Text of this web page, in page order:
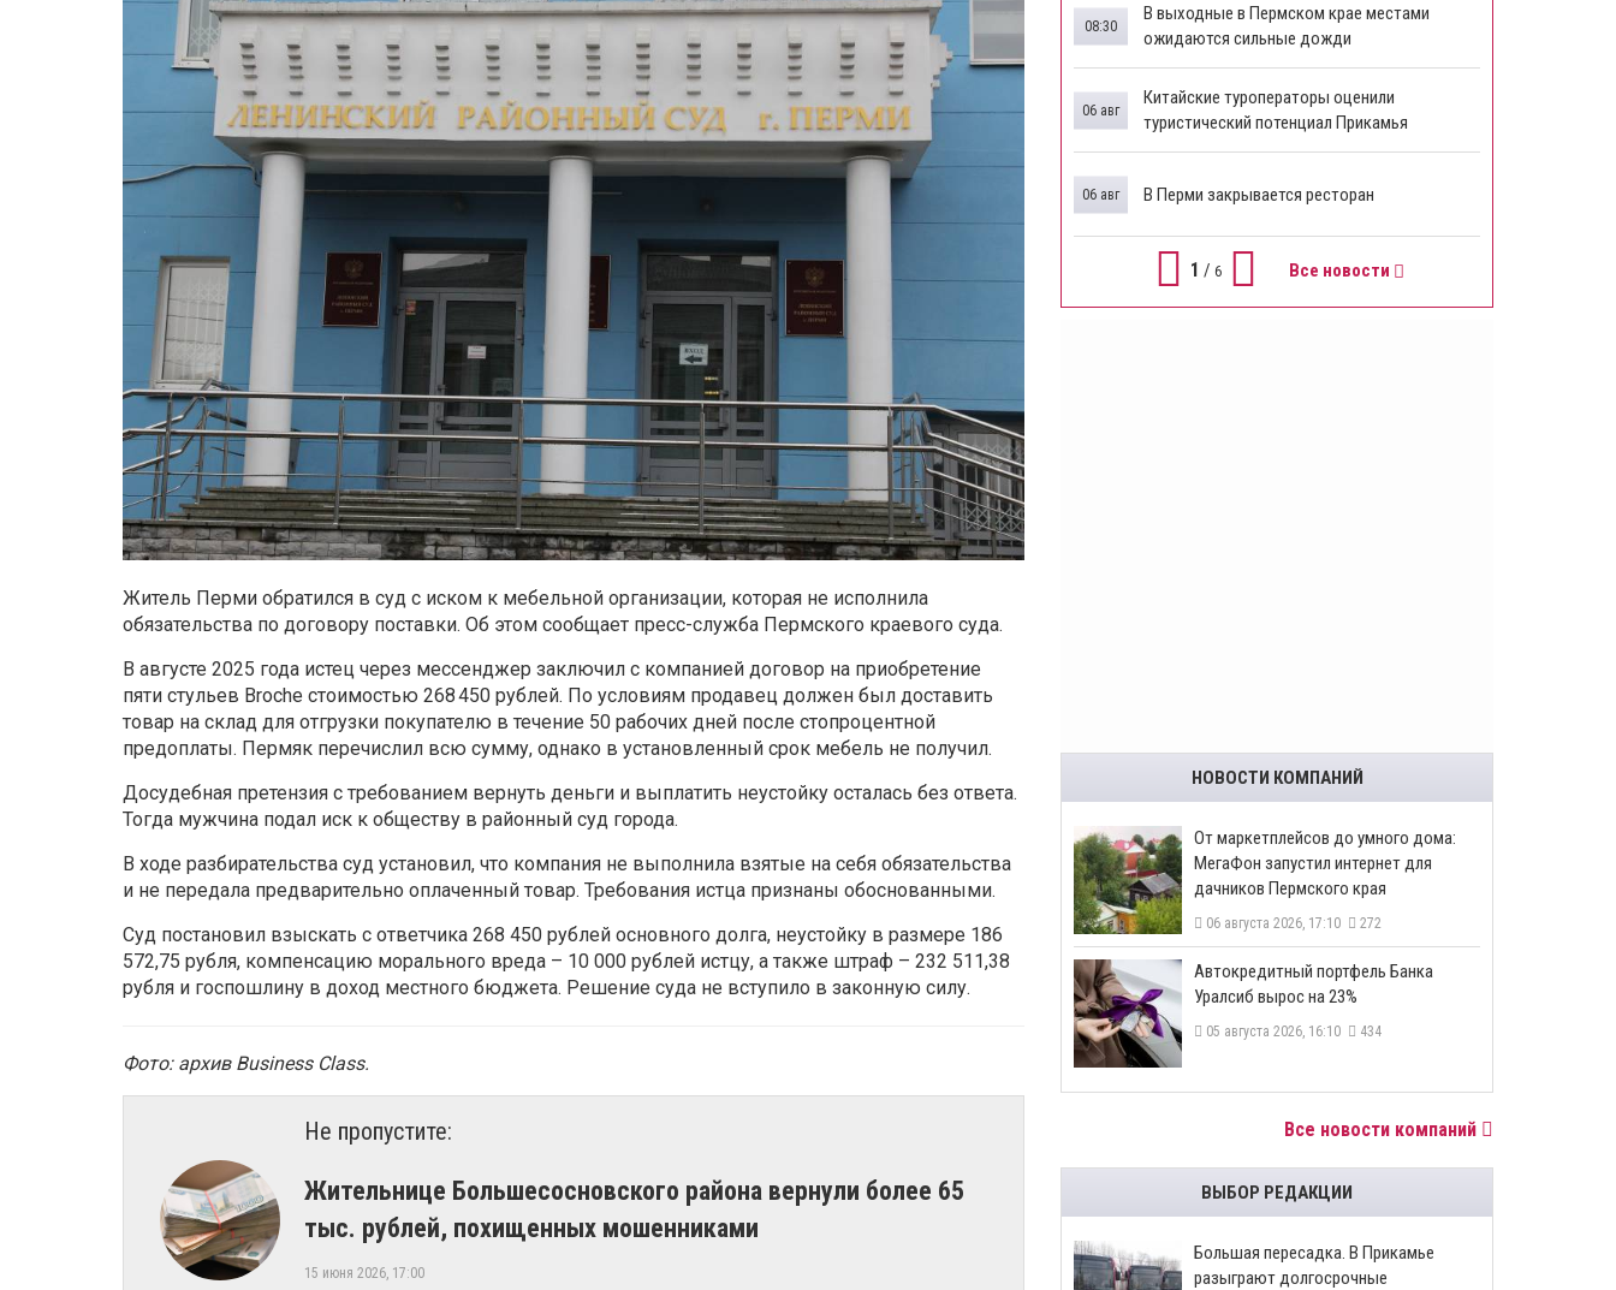
Житель Перми обратился в суд с иском к мебельной организации, которая не исполнила
обязательства по договору поставки. Об этом сообщает пресс-служба Пермского краевого суда.
В августе 2025 года истец через мессенджер заключил с компанией договор на приобретение
пяти стульев Broche стоимостью 268 450 рублей. По условиям продавец должен был доставить
товар на склад для отгрузки покупателю в течение 50 рабочих дней после стопроцентной
предоплаты. Пермяк перечислил всю сумму, однако в установленный срок мебель не получил.
Досудебная претензия с требованием вернуть деньги и выплатить неустойку осталась без ответа.
Тогда мужчина подал иск к обществу в районный суд города.
В ходе разбирательства суд установил, что компания не выполнила взятые на себя обязательства
и не передала предварительно оплаченный товар. Требования истца признаны обоснованными.
Суд постановил взыскать с ответчика 268 450 рублей основного долга, неустойку в размере 186
572,75 рубля, компенсацию морального вреда – 10 000 рублей истцу, а также штраф – 232 511,38
рубля и госпошлину в доход местного бюджета. Решение суда не вступило в законную силу.
Фото: архив Business Class.
Не пропустите:
Жительнице Большесосновского района вернули более 65
тыс. рублей, похищенных мошенниками
15 июня 2026, 17:00
В выходные в Пермском крае местами
ожидаются сильные дожди
08:30
Китайские туроператоры оценили
туристический потенциал Прикамья
06 авг
В Перми закрывается ресторан
06 авг
1 / 6 Все новости
НОВОСТИ КОМПАНИЙ
От маркетплейсов до умного дома:
МегаФон запустил интернет для
дачников Пермского края
06 августа 2026, 17:10 272
​Автокредитный портфель Банка
Уралсиб вырос на 23%
05 августа 2026, 16:10 434
Все новости компаний
ВЫБОР РЕДАКЦИИ
Большая пересадка. В Прикамье
разыграют долгосрочные